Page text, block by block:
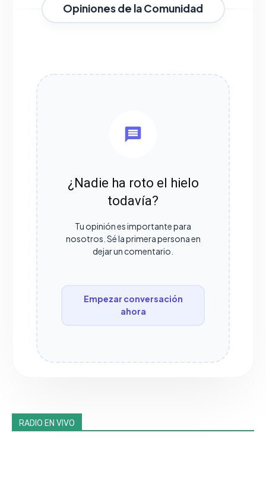
Opiniones de la Comunidad
¿Nadie ha roto el hielo
todavía?
Tu opinión es importante para
nosotros. Sé la primera persona en
dejar un comentario.
Empezar conversación
ahora
RADIO EN VIVO